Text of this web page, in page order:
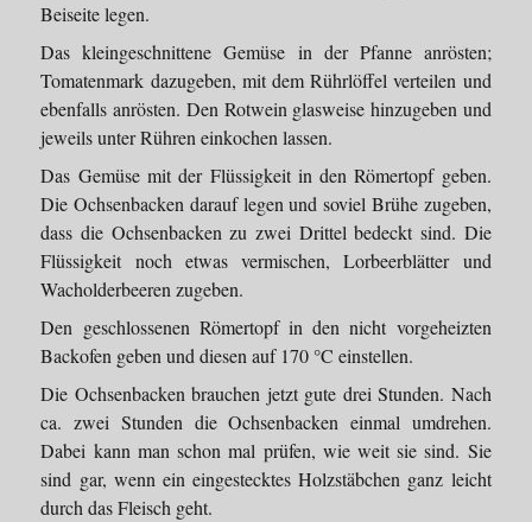
Beiseite legen.
Das kleingeschnittene Gemüse in der Pfanne anrösten;
Tomatenmark dazugeben, mit dem Rührlöffel verteilen und
ebenfalls anrösten. Den Rotwein glasweise hinzugeben und
jeweils unter Rühren einkochen lassen.
Das Gemüse mit der Flüssigkeit in den Römertopf geben.
Die Ochsenbacken darauf legen und soviel Brühe zugeben,
dass die Ochsenbacken zu zwei Drittel bedeckt sind. Die
Flüssigkeit noch etwas vermischen, Lorbeerblätter und
Wacholderbeeren zugeben.
Den geschlossenen Römertopf in den nicht vorgeheizten
Backofen geben und diesen auf 170 °C einstellen.
Die Ochsenbacken brauchen jetzt gute drei Stunden. Nach
ca. zwei Stunden die Ochsenbacken einmal umdrehen.
Dabei kann man schon mal prüfen, wie weit sie sind. Sie
sind gar, wenn ein eingestecktes Holzstäbchen ganz leicht
durch das Fleisch geht.